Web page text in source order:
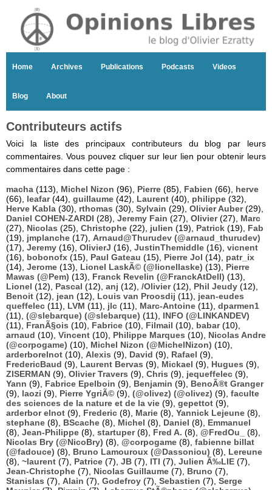
Home Archives Publications Podcasts Videos
Blog About
Contributeurs actifs
Voici la liste des principaux contributeurs du blog par leurs
commentaires. Vous pouvez cliquer sur leur lien pour obtenir leurs
commentaires dans cette page :
macha (113), Michel Nizon (96), Pierre (85), Fabien (66), herve
(66), leafar(44), guillaume (42), Laurent (40), philippe (32),
Herve Kabla (30), rthomas (30), Sylvain (29), Olivier Auber(29),
Daniel COHEN-ZARDI (28), Jeremy Fain (27), Olivier(27), Marc
(27), Nicolas (25), Christophe (22), julien (19), Patrick (19), Fab
(19), jmplanche (17), Arnaud@Thurudev (@arnaud_thurudev)
(17), Jeremy (16), OlivierJ (16), JustinThemiddle (16), vicnent
(16), bobonofx (15), Paul Gateau (15), Pierre Jol (14), patr_ix
(14), Jerome (13), Lionel LaskÃ© (@lionellaske) (13), Pierre
Mawas (@Pem) (13), Franck Revelin (@FranckAtDell) (13),
Lionel (12), Pascal (12), anj (12), /Olivier(12), Phil Jeudy (12),
Benoit (12), jean (12), Louis van Proosdij (11), jean-eudes
queffelec (11), LVM (11), jlc (11), Marc-Antoine (11), dparmen1
(11), (@slebarque) (@slebarque) (11), INFO (@LINKANDEV)
(11), FranÃ§ois (10), Fabrice (10), Filmail (10), babar(10),
arnaud (10), Vincent (10), Philippe Marques (10), Nicolas Andre
(@corpogame) (10), Michel Nizon (@MichelNizon) (10),
arderborelnot (10), Alexis (9), David (9), Rafael (9),
FredericBaud (9), Laurent Bervas (9), Mickael (9), Hugues (9),
ZISERMAN (9), Olivier Travers (9), Chris (9), jequeffelec (9),
Yann (9), Fabrice Epelboin (9), Benjamin (9), BenoÃ®t Granger
(9), laozi (9), Pierre YgriÃ© (9), (@olivez) (@olivez) (9), faculte
des sciences de la nature et de la vie (9), gepettot (9),
arderbor elnot (9), Frederic (8), Marie (8), Yannick Lejeune (8),
stephane (8), BScache (8), Michel (8), Daniel (8), Emmanuel
(8), Jean-Philippe (8), startuper(8), Fred A. (8), @FredOu_
(8),
Nicolas Bry (@NicoBry) (8), @corpogame (8), fabienne billat
(@fadouce) (8), Bruno Lamouroux (@Dassoniou) (8), Lereune
(8), ~laurent (7), Patrice (7), JB (7), ITI (7), Julien Ã‰LIE (7),
Jean-Christophe (7), Nicolas Guillaume (7), Bruno (7),
Stanislas (7), Alain (7), Godefroy (7), Sebastien (7), Serge